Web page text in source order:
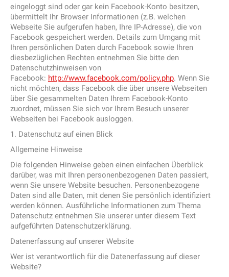
eingeloggt sind oder gar kein Facebook-Konto besitzen,
übermittelt Ihr Browser Informationen (z.B. welchen
Webseite Sie aufgerufen haben, Ihre IP-Adresse), die von
Facebook gespeichert werden. Details zum Umgang mit
Ihren persönlichen Daten durch Facebook sowie Ihren
diesbezüglichen Rechten entnehmen Sie bitte den
Datenschutzhinweisen von
Facebook: http://www.facebook.com/policy.php. Wenn Sie
nicht möchten, dass Facebook die über unsere Webseiten
über Sie gesammelten Daten Ihrem Facebook-Konto
zuordnet, müssen Sie sich vor Ihrem Besuch unserer
Webseiten bei Facebook ausloggen.
1. Datenschutz auf einen Blick
Allgemeine Hinweise
Die folgenden Hinweise geben einen einfachen Überblick
darüber, was mit Ihren personenbezogenen Daten passiert,
wenn Sie unsere Website besuchen. Personenbezogene
Daten sind alle Daten, mit denen Sie persönlich identifiziert
werden können. Ausführliche Informationen zum Thema
Datenschutz entnehmen Sie unserer unter diesem Text
aufgeführten Datenschutzerklärung.
Datenerfassung auf unserer Website
Wer ist verantwortlich für die Datenerfassung auf dieser
Website?